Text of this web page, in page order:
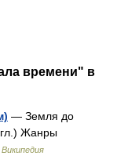
времени" в
— Земля до
Жанры
Википедия